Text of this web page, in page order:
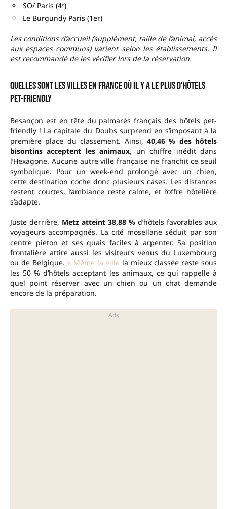
SO/ Paris (4ᵉ)
Le Burgundy Paris (1er)
Les conditions d’accueil (supplément, taille de l’animal, accès
aux espaces communs) varient selon les établissements. Il
est recommandé de les vérifier lors de la réservation.
Quelles sont les villes en France où il y a le plus d’hôtels
Pet-friendly
Besançon est en tête du palmarès français des hôtels pet-
friendly ! La capitale du Doubs surprend en s’imposant à la
première place du classement. Ainsi, 40,46 % des hôtels
bisontins acceptent les animaux, un chiffre inédit dans
l’Hexagone. Aucune autre ville française ne franchit ce seuil
symbolique. Pour un week-end prolongé avec un chien,
cette destination coche donc plusieurs cases. Les distances
restent courtes, l’ambiance reste calme, et l’offre hôtelière
s’adapte.
Juste derrière, Metz atteint 38,88 % d’hôtels favorables aux
voyageurs accompagnés. La cité mosellane séduit par son
centre piéton et ses quais faciles à arpenter. Sa position
frontalière attire aussi les visiteurs venus du Luxembourg
ou de Belgique. « Même la ville la mieux classée reste sous
les 50 % d’hôtels acceptant les animaux, ce qui rappelle à
quel point réserver avec un chien ou un chat demande
encore de la préparation.